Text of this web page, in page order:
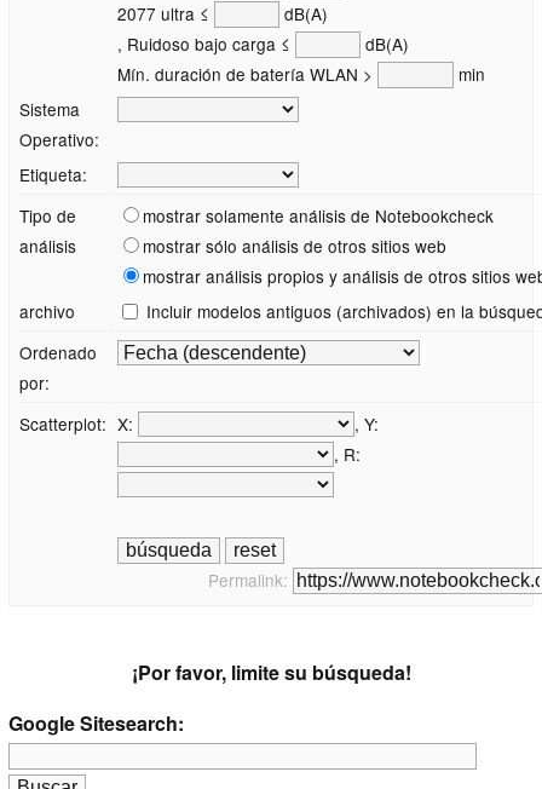
2077 ultra ≤
dB(A)
, Ruidoso bajo carga ≤
dB(A)
Mín. duración de batería WLAN >
min
Sistema
Operativo:
Etiqueta:
Tipo de
análisis
mostrar solamente análisis de Notebookcheck
mostrar sólo análisis de otros sitios web
mostrar análisis propios y análisis de otros sitios
archivo
Incluir modelos antiguos (archivados) en la
Ordenado
por:
Scatterplot: X:
, Y:
, R:
Permalink:
¡Por favor, limite su búsqueda!
Google Sitesearch: